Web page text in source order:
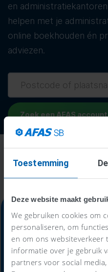
Toestemming
Deze website maakt
We gebruiken cookies om
personaliseren, om
en om ons websiteverkeer
informatie over je gebruik
partners voor social
en
helpen met je
online boekhouden én
adviezen.
Alles-